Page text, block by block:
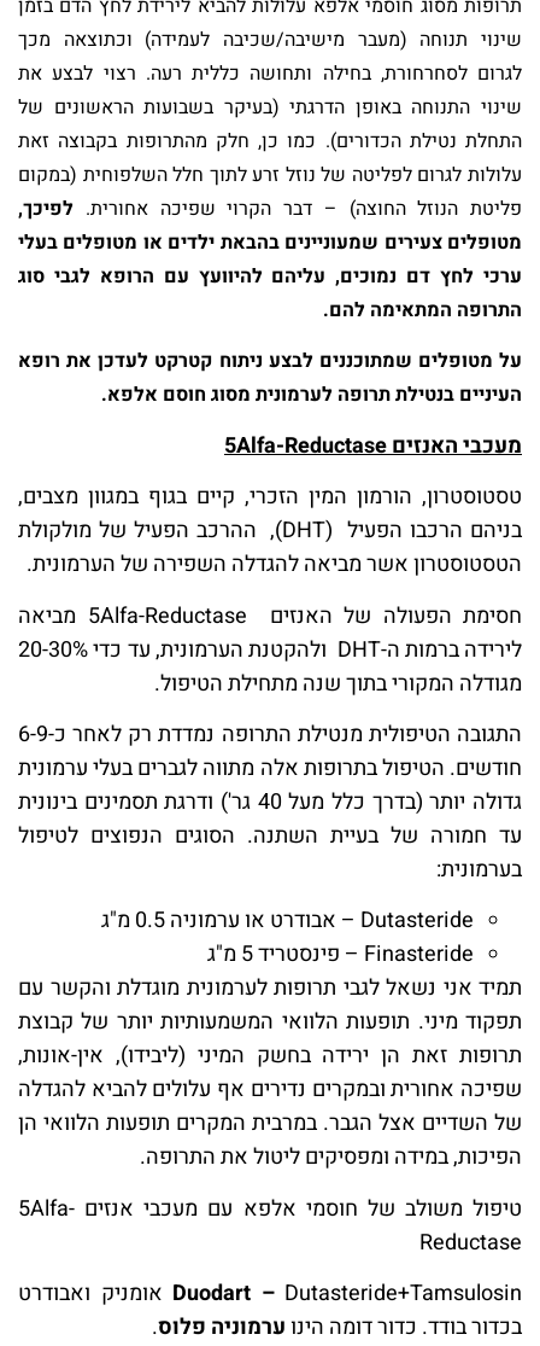
תרופות מסוג חוסמי אלפא עלולות להביא לירידת לחץ הדם בזמן
שינוי תנוחה (מעבר מישיבה/שכיבה לעמידה) וכתוצאה מכך
לגרום לסחרחורת, בחילה ותחושה כללית רעה. רצוי לבצע את
שינוי התנוחה באופן הדרגתי (בעיקר בשבועות הראשונים של
התחלת נטילת הכדורים). כמו כן, חלק מהתרופות בקבוצה זאת
עלולות לגרום לפליטה של נוזל זרע לתוך חלל השלפוחית (במקום
פליטת הנוזל החוצה) – דבר הקרוי שפיכה אחורית. לפיכך,
מטופלים צעירים שמעוניינים בהבאת ילדים או מטופלים בעלי
ערכי לחץ דם נמוכים, עליהם להיוועץ עם הרופא לגבי סוג
התרופה המתאימה להם.
על מטופלים שמתוכננים לבצע ניתוח קטרקט לעדכן את רופא
העיניים בנטילת תרופה לערמונית מסוג חוסם אלפא.
מעכבי האנזים 5Alfa-Reductase
טסטוסטרון, הורמון המין הזכרי, קיים בגוף במגוון מצבים,
בניהם הרכבו הפעיל (DHT), ההרכב הפעיל של מולקולת
הטסטוסטרון אשר מביאה להגדלה השפירה של הערמונית.
חסימת הפעולה של האנזים 5Alfa-Reductase מביאה
לירידה ברמות ה-DHT ולהקטנת הערמונית, עד כדי 20-30%
מגודלה המקורי בתוך שנה מתחילת הטיפול.
התגובה הטיפולית מנטילת התרופה נמדדת רק לאחר כ-6-9
חודשים. הטיפול בתרופות אלה מתווה לגברים בעלי ערמונית
גדולה יותר (בדרך כלל מעל 40 גר') ודרגת תסמינים בינונית
עד חמורה של בעיית השתנה. הסוגים הנפוצים לטיפול
בערמונית:
Dutasteride – אבודרט או ערמוניה 0.5 מ"ג
Finasteride – פינסטריד 5 מ"ג
תמיד אני נשאל לגבי תרופות לערמונית מוגדלת והקשר עם
תפקוד מיני. תופעות הלוואי המשמעותיות יותר של קבוצת
תרופות זאת הן ירידה בחשק המיני (ליבידו), אין-אונות,
שפיכה אחורית ובמקרים נדירים אף עלולים להביא להגדלה
של השדיים אצל הגבר. במרבית המקרים תופעות הלוואי הן
הפיכות, במידה ומפסיקים ליטול את התרופה.
טיפול משולב של חוסמי אלפא עם מעכבי אנזים 5Alfa-
Reductase
Duodart – Dutasteride+Tamsulosin אומניק ואבודרט
בכדור בודד. כדור דומה הינוערמוניה פלוס.